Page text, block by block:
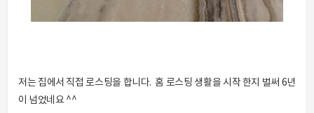
저는 집에서 직접 로스팅을 합니다. 홈 로스팅 생활을 시작 한지 벌써 6년
이 넘었네요 ^^